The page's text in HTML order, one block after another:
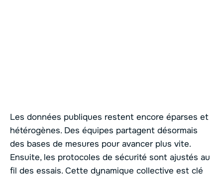
Les données publiques restent encore éparses et
hétérogènes. Des équipes partagent désormais
des bases de mesures pour avancer plus vite.
Ensuite, les protocoles de sécurité sont ajustés au
fil des essais. Cette dynamique collective est clé